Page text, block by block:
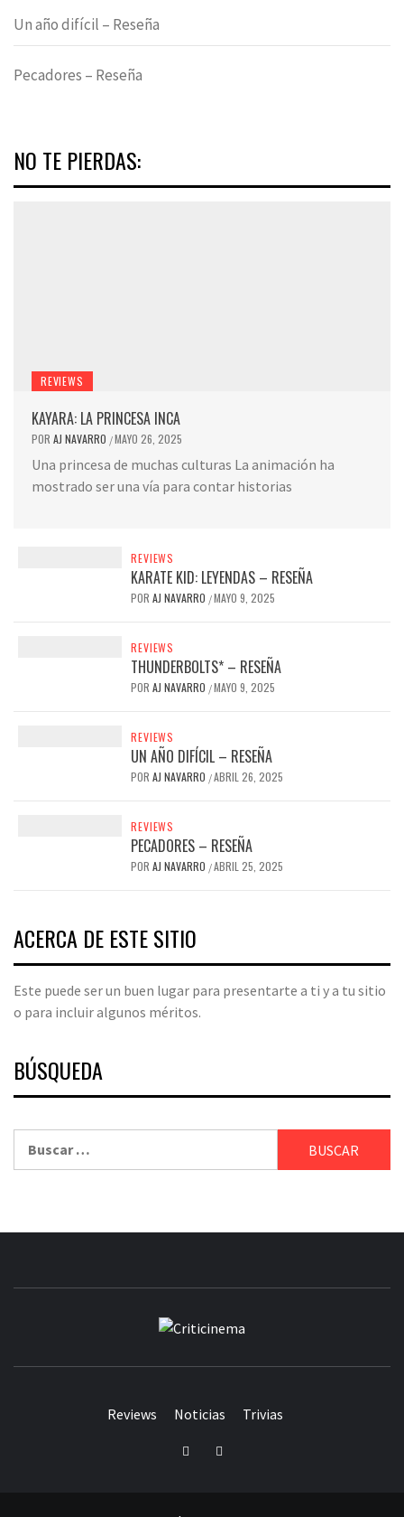
Un año difícil – Reseña
Pecadores – Reseña
NO TE PIERDAS:
REVIEWS
KAYARA: LA PRINCESA INCA
POR AJ NAVARRO /MAYO 26, 2025
Una princesa de muchas culturas La animación ha
mostrado ser una vía para contar historias
REVIEWS
KARATE KID: LEYENDAS – RESEÑA
POR AJ NAVARRO /MAYO 9, 2025
REVIEWS
THUNDERBOLTS* – RESEÑA
POR AJ NAVARRO /MAYO 9, 2025
REVIEWS
UN AÑO DIFÍCIL – RESEÑA
POR AJ NAVARRO /ABRIL 26, 2025
REVIEWS
PECADORES – RESEÑA
POR AJ NAVARRO /ABRIL 25, 2025
ACERCA DE ESTE SITIO
Este puede ser un buen lugar para presentarte a ti y a tu sitio
o para incluir algunos méritos.
BÚSQUEDA
Reviews Noticias Trivias
TwitterFacebook